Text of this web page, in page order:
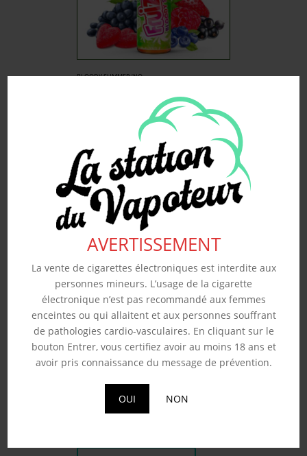
AVERTISSEMENT
La vente de cigarettes électroniques est interdite aux
personnes mineurs. L’usage de la cigarette
électronique n’est pas recommandé aux femmes
enceintes ou qui allaitent et aux personnes souffrant
de pathologies cardio-vasculaires. En cliquant sur le
bouton Entrer, vous certifiez avoir au moins 18 ans et
avoir pris connaissance du message de prévention.
OUI NON
BLOODY SUMMER ‘NO
Souhaits
Voir produit